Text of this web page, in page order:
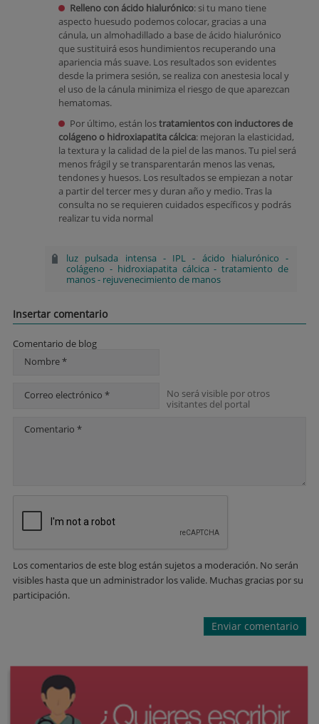
Relleno con ácido hialurónico: si tu mano tiene
aspecto huesudo podemos colocar, gracias a una
cánula, un almohadillado a base de ácido hialurónico
que sustituirá esos hundimientos recuperando una
apariencia más suave. Los resultados son evidentes
desde la primera sesión, se realiza con anestesia local y
el uso de la cánula minimiza el riesgo de que aparezcan
hematomas.
Por último, están lostratamientos con inductores de
colágeno o hidroxiapatita cálcica: mejoran la elasticidad,
la textura y la calidad de la piel de las manos. Tu piel será
menos frágil y se transparentarán menos las venas,
tendones y huesos. Los resultados se empiezan a notar
a partir del tercer mes y duran año y medio. Tras la
consulta no se requieren cuidados específicos y podrás
realizar tu vida normal
luz pulsada intensa - IPL - ácido hialurónico -
colágeno - hidroxiapatita cálcica -tratamiento de
manos- rejuvenecimiento de manos
Insertar comentario
Comentario de blog
Nombre *
Correo electrónico *
No será visible por otros
visitantes del portal
Comentario *
Los comentarios de este blog están sujetos a moderación. No serán
visibles hasta que un administrador los valide. Muchas gracias por su
participación.